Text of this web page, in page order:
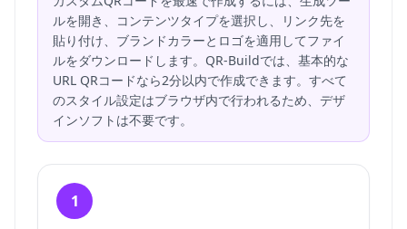
ルを開き、コンテンツタイプを選択し、リンク先を
貼り付け、ブランドカラーとロゴを適用してファイ
ルをダウンロードします。QR-Buildでは、基本的な
URL QRコードなら2分以内で作成できます。すべて
のスタイル設定はブラウザ内で行われるため、デザ
インソフトは不要です。
1